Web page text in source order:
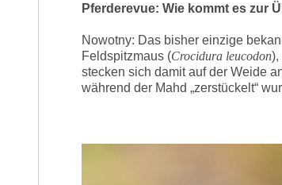
Pferderevue: Wie kommt es zur
Nowotny: Das bisher einzige
Feldspitzmaus (Crocidura leucodon),
stecken sich damit auf der Weide
während der Mahd „zerstückelt“